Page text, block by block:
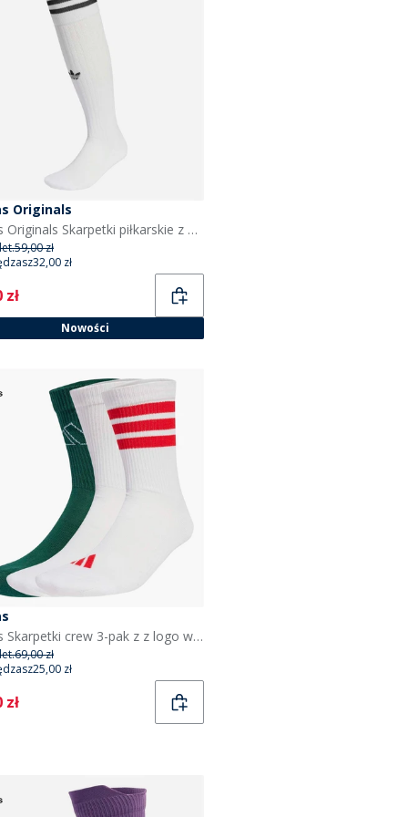
Originals
adidas Originals Skarpetki piłkarskie z 3 paskami kolor czarno-biały
59,00 zł
32,00 zł
zł
Nowości
adidas Skarpetki crew 3-pak z z logo w paski kolor Biały/Biały/Powder Plum
69,00 zł
25,00 zł
zł